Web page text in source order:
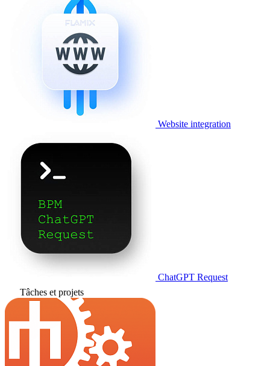
Website integration
ChatGPT Request
Tâches et projets